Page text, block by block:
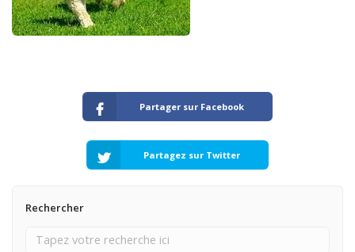
Partager sur Facebook
Partagez sur Twitter
Rechercher